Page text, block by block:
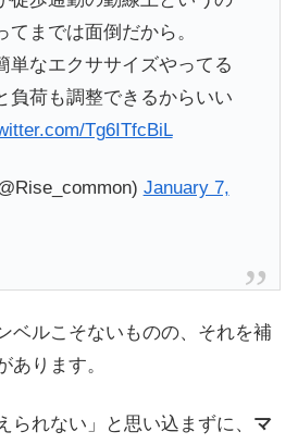
てまでは面倒だから。
単なエクササイズやってる
負荷も調整できるからいい
Tg6ITfcBiL
January 7,
ベルこそないものの、それを補
あります。
られない」と思い込まずに、 マ